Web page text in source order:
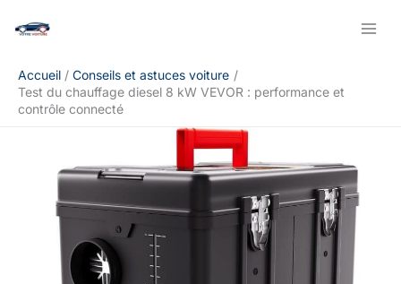
Accueil
Conseils et astuces voiture
Test du chauffage diesel 8 kW VEVOR : performance et
contrôle connecté